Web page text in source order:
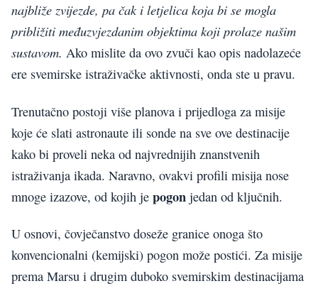
najbliže zvijezde, pa čak i letjelica koja bi se mogla
približiti međuzvjezdanim objektima koji prolaze našim
sustavom. Ako mislite da ovo zvuči kao opis nadolazeće
ere svemirske istraživačke aktivnosti, onda ste u pravu.
Trenutačno postoji više planova i prijedloga za misije
koje će slati astronaute ili sonde na sve ove destinacije
kako bi proveli neka od najvrednijih znanstvenih
istraživanja ikada. Naravno, ovakvi profili misija nose
mnoge izazove, od kojih je pogon jedan od ključnih.
U osnovi, čovječanstvo doseže granice onoga što
konvencionalni (kemijski) pogon može postići. Za misije
prema Marsu i drugim duboko svemirskim destinacijama